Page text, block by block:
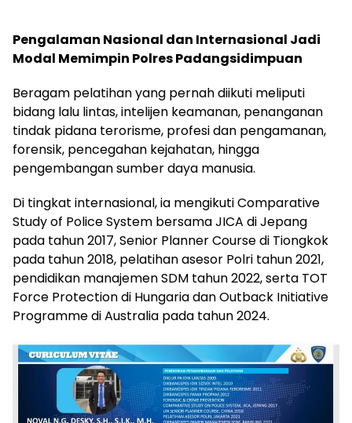
Pengalaman Nasional dan Internasional Jadi
Modal Memimpin Polres Padangsidimpuan
Beragam pelatihan yang pernah diikuti meliputi
bidang lalu lintas, intelijen keamanan, penanganan
tindak pidana terorisme, profesi dan pengamanan,
forensik, pencegahan kejahatan, hingga
pengembangan sumber daya manusia.
Di tingkat internasional, ia mengikuti Comparative
Study of Police System bersama JICA di Jepang
pada tahun 2017, Senior Planner Course di Tiongkok
pada tahun 2018, pelatihan asesor Polri tahun 2021,
pendidikan manajemen SDM tahun 2022, serta TOT
Force Protection di Hungaria dan Outback Initiative
Programme di Australia pada tahun 2024.